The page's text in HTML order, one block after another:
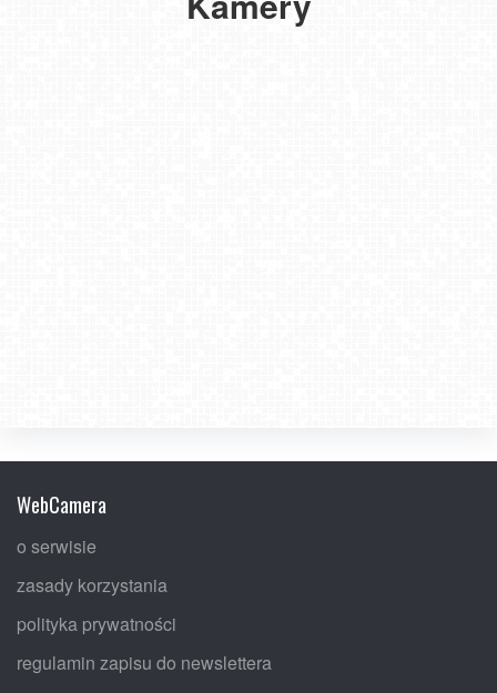
WebCamera
o serwisie
zasady korzystania
polityka prywatności
regulamin zapisu do newslettera